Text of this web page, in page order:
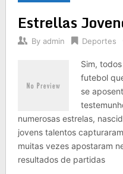
Estrellas
By admin Deportes
Sim,
futebol
se
numerosas estrelas,
jovens talentos
muitas vezes apostaram
resultados de partidas